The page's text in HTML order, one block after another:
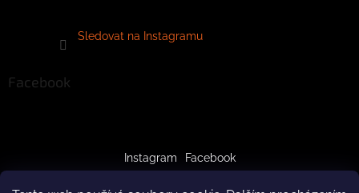
Sledovat na Instagramu
Facebook
Instagram Facebook